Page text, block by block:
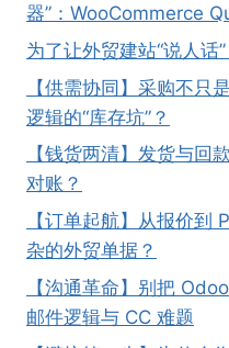
器”：WooCommerce
为了让外贸建站“说人话
【供需协同】采购不只
逻辑的“库存坑”？
【钱货两清】发货与回
对账？
【订单起航】从报价到
杂的外贸单据？
【沟通革命】别把
邮件逻辑与 CC 难题